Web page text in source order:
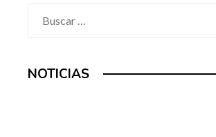
NOTICIAS